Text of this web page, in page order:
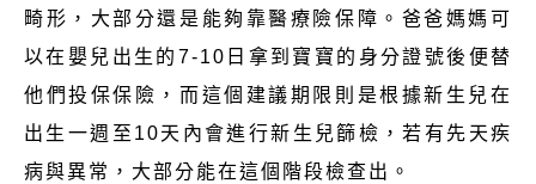
畸形，大部分還是能夠靠醫療險保障。爸爸媽媽可
以在嬰兒出生的7-10日拿到寶寶的身分證號後便替
他們投保保險，而這個建議期限則是根據新生兒在
出生一週至10天內會進行新生兒篩檢，若有先天疾
病與異常，大部分能在這個階段檢查出。